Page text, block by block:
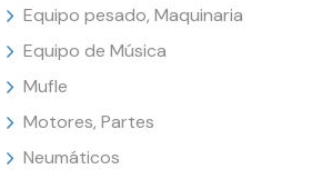
Equipo pesado, Maquinaria
Equipo de Música
Mufle
Motores, Partes
Neumáticos